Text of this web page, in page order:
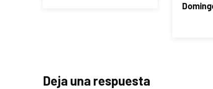
Deja una respuesta